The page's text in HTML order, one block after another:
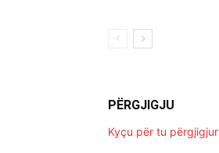
PËRGJIGJU
Kyçu për tu përgjigjur